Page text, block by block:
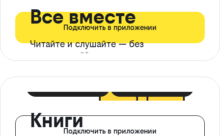
Все вместе
Читайте и слушайте — без
ограничений*
Подключить в приложении
КнигиПодключить в приложении